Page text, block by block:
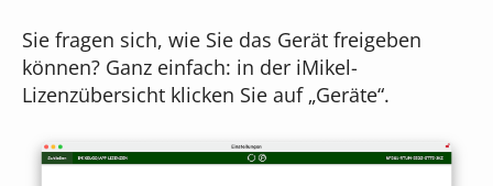
Sie fragen sich, wie Sie das Gerät freigeben
können? Ganz einfach: in der iMikel-
Lizenzübersicht klicken Sie auf „Geräte“.